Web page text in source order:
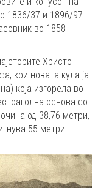
1836/37 и 1896/97
во 1858
Христо
кои новата кула ја
која изгорела во
основа со
од 38,76 метри,
55 метри.